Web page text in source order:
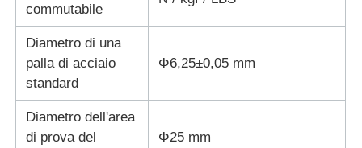
tester di durezza
commutabile
Diametro di una
palla di acciaio
standard
Φ6,25±0,05 mm
Diametro dell'area
di prova del
Φ25 mm